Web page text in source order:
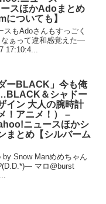
スほかAdoまとめ
についても】
もAdoさんもすっごく
なぁって違和感覚えた—
17:10:4...
ーBLACK」今も俺
＆シャドー
イン 大人の腕時計
！アニメ！） –
ニュースほかシ
まとめ【シルバーム
Snow Manめめちゃん
マロ@burst